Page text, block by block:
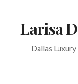
Larisa
Dallas